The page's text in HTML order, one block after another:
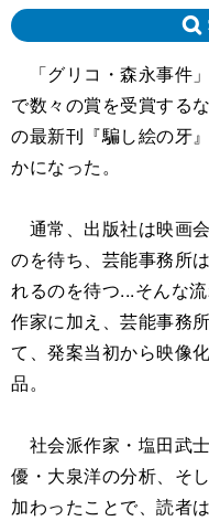
「グリコ・森永事件
で数々の賞を受賞する
の最新刊『騙し絵の牙
かになった。
通常、出版社は映画
のを待ち、芸能事務所
れるのを待つ...そんな
作家に加え、芸能事務
て、発案当初から映像
品。
社会派作家・塩田武
優・大泉洋の分析、そ
加わったことで、読者